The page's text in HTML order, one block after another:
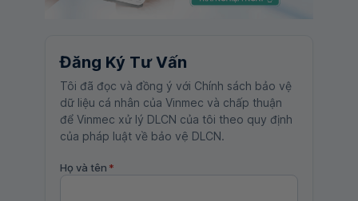
Đăng Ký Tư Vấn
Tôi đã đọc và đồng ý với Chính sách bảo vệ
dữ liệu cá nhân của Vinmec và chấp thuận
để Vinmec xử lý DLCN của tôi theo quy định
của pháp luật về bảo vệ DLCN.
Họ và tên *